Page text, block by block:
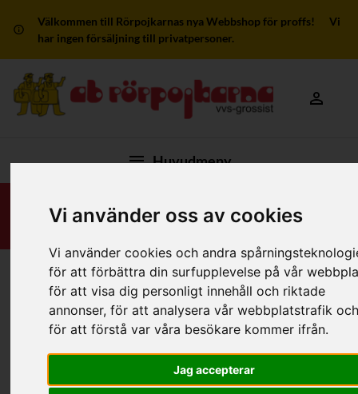
Vi använder oss av cookies
Vi använder cookies och andra
för att förbättra din surfupplevelse på vår
för att visa dig personligt innehåll och riktade
annonser, för att analysera vår webbplatstrafik
för att förstå var våra besökare kommer ifrån.
Jag accepterar
Välkommen till Rörpojkarnas nya Webbshop för proffs! Vi
har ingen försäljning till privatpersoner.
Mitt
Huvudmeny
Produkter Stålrör, Rostfria Rör Kupade Gavlar
Filter
Kategorier